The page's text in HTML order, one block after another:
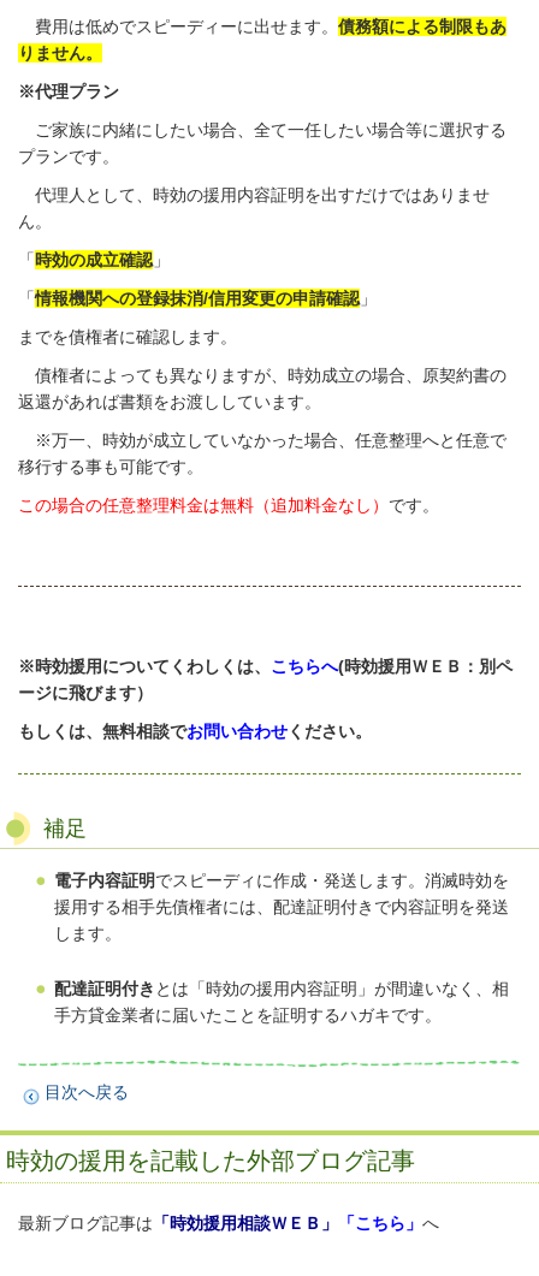
費用は低めでスピーディーに出せます。 債務額による制限もあ
りません。
※代理プラン
ご家族に内緒にしたい場合、全て一任したい場合等に選択する
プランです。
代理人として、時効の援用内容証明を出すだけではありませ
ん。
「時効の成立確認」
「情報機関への登録抹消/信用変更の申請確認」
までを債権者に確認します。
債権者によっても異なりますが、時効成立の場合、原契約書の
返還があれば書類をお渡ししています。
※万一、時効が成立していなかった場合、任意整理へと任意で
移行する事も可能です。
この場合の任意整理料金は無料（追加料金なし） です。
※時効援用についてくわしくは、 こちらへ(時効援用ＷＥＢ：別ペ
ージに飛びます）
もしくは、無料相談でお問い合わせください。
補足
電子内容証明でスピーディに作成・発送します。消滅時効を
援用する相手先債権者には、配達証明付きで内容証明を発送
します。
配達証明付き とは「時効の援用内容証明」が間違いなく、相
手方貸金業者に届いたことを証明するハガキです。
目次へ戻る
時効の援用を記載した外部ブログ記事
最新ブログ記事は 「時効援用相談ＷＥＢ」 「こちら 」 へ